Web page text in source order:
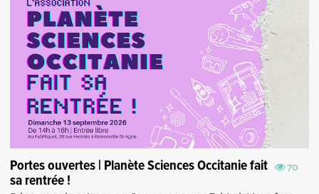
70
Portes ouvertes | Planète Sciences Occitanie fait
sa rentrée !